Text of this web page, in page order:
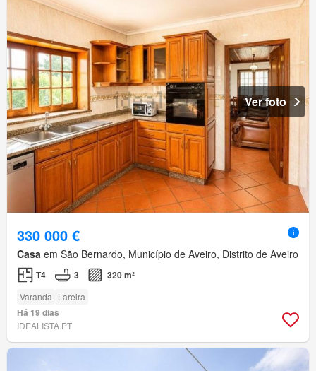
Ver foto
330 000 €
Casa em São Bernardo, Município de Aveiro, Distrito de Aveiro
T4 3 320 m²
Varanda Lareira
Há 19 dias
IDEALISTA.PT